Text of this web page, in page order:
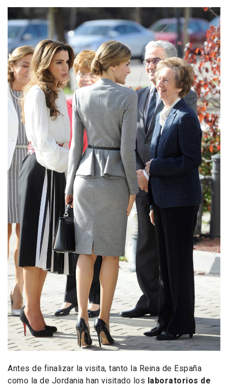
Antes de finalizar la visita, tanto la Reina de España
como la de Jordania han visitado los laboratorios de